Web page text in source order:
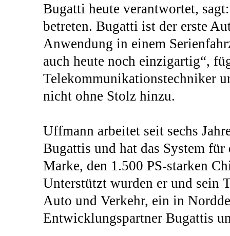
Bugatti heute verantwortet,
betreten. Bugatti ist der erste
Anwendung in einem
auch heute noch einzigartig“,
Telekommunikationstechniker
nicht ohne Stolz hinzu.
Uffmann arbeitet seit sechs
Bugattis und hat das System für
Marke, den 1.500 PS-starken
Unterstützt wurden er und sein
Auto und Verkehr, ein in
Entwicklungspartner Bugattis